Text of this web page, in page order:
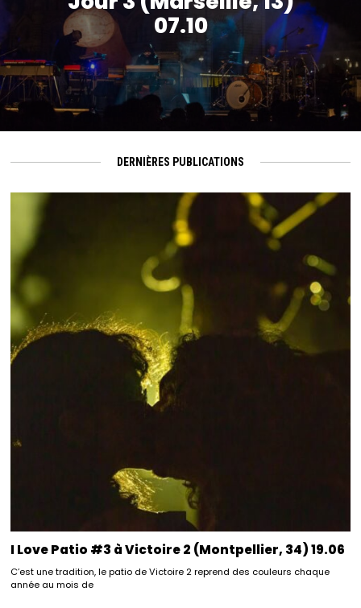
07.10
DERNIÈRES PUBLICATIONS
I Love Patio #3 à Victoire 2 (Montpellier, 34) 19.06
C’est une tradition, le patio de Victoire 2 reprend des couleurs chaque
année au mois de